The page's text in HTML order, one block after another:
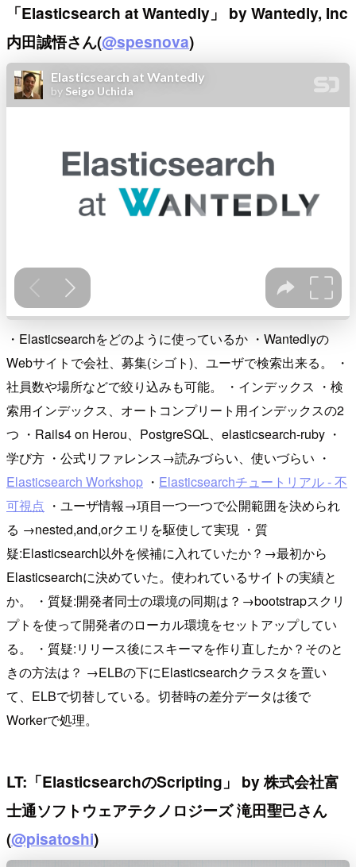
「Elasticsearch at Wantedly」 by Wantedly, Inc
内田誠悟さん(@spesnova)
・Elasticsearchをどのように使っているか ・Wantedlyの
Webサイトで会社、募集(シゴト)、ユーザで検索出来る。 ・
社員数や場所などで絞り込みも可能。 ・インデックス ・検
索用インデックス、オートコンプリート用インデックスの2
つ ・Rails4 on Herou、PostgreSQL、elasticsearch-ruby ・
学び方 ・公式リファレンス→読みづらい、使いづらい ・
Elasticsearch Workshop ・ Elasticsearchチュートリアル - 不
可視点 ・ユーザ情報→項目一つ一つで公開範囲を決められ
る →nested,and,orクエリを駆使して実現 ・質
疑:Elasticsearch以外を候補に入れていたか？→最初から
Elasticsearchに決めていた。使われているサイトの実績と
か。 ・質疑:開発者同士の環境の同期は？→bootstrapスクリ
プトを使って開発者のローカル環境をセットアップしてい
る。 ・質疑:リリース後にスキーマを作り直したか？そのと
きの方法は？ →ELBの下にElasticsearchクラスタを置い
て、ELBで切替している。切替時の差分データは後で
Workerで処理。
LT:「ElasticsearchのScripting」 by 株式会社富
士通ソフトウェアテクノロジーズ 滝田聖己さん
(@pisatoshi)